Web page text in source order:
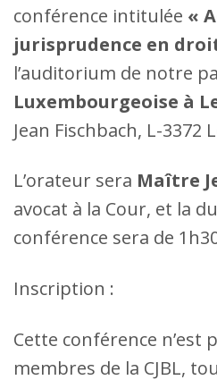
conférence intitulée «
jurisprudence en
l’auditorium de notre
Luxembourgeoise à
Jean Fischbach, L-3372
L’orateur sera Maître
avocat à la Cour, et la
conférence sera de
Inscription :
Cette conférence n’est
membres de la CJBL,